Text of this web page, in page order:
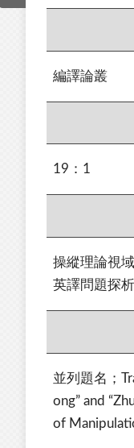
編譯論叢
19：1
操縱理論視
英譯問題探析
並列題名；
ong” and
of